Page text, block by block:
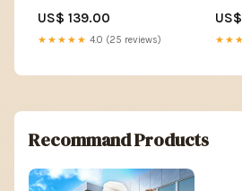
US$ 139.00
★★★★★ 4.0 (25 reviews)
Recommand Products